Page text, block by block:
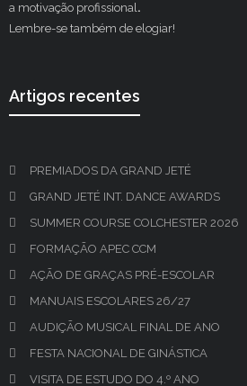
a motivação profissional.
Lembre-se também de elogiar!
Artigos recentes
PREMIADOS DA GRAND JETÉ
GRAND JETÉ INT. DANCE AWARDS
SUMMER COURSE COLCHESTER 2026
FORMAÇÃO APEC CCM
AÇÃO DE GRAÇAS PRÉ-ESCOLAR
MANUAIS ESCOLARES 26/27
AUDIÇÃO MUSICAL FINAL DE ANO
FESTA NACIONAL DE GINÁSTICA
VISITA DE ESTUDO DO 4.º ANO